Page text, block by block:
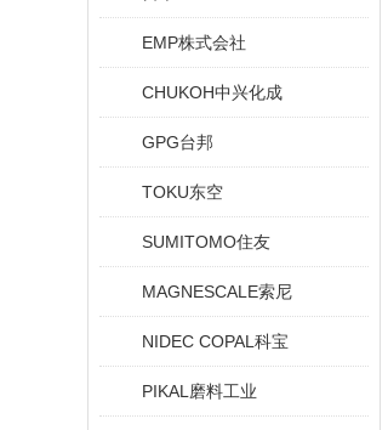
EMP株式会社
CHUKOH中兴化成
GPG台邦
TOKU东空
SUMITOMO住友
MAGNESCALE索尼
NIDEC COPAL科宝
PIKAL磨料工业